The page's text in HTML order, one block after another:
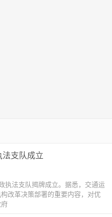
法支队成立
执法支队揭牌成立。据悉，交通运
改革决策部署的重要内容，对优